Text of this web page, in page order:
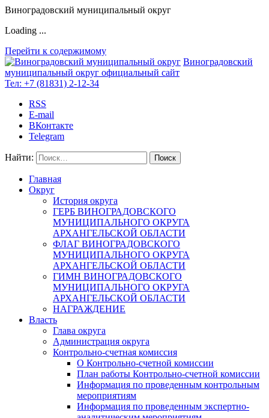
Виноградовский муниципальный округ
Loading ...
Перейти к содержимому
Виноградовский
муниципальный округ официальный сайт
Тел: +7 (81831) 2-12-34
RSS
E-mail
ВКонтакте
Telegram
Найти:
Главная
Округ
История округа
ГЕРБ ВИНОГРАДОВСКОГО
МУНИЦИПАЛЬНОГО ОКРУГА
АРХАНГЕЛЬСКОЙ ОБЛАСТИ
ФЛАГ ВИНОГРАДОВСКОГО
МУНИЦИПАЛЬНОГО ОКРУГА
АРХАНГЕЛЬСКОЙ ОБЛАСТИ
ГИМН ВИНОГРАДОВСКОГО
МУНИЦИПАЛЬНОГО ОКРУГА
АРХАНГЕЛЬСКОЙ ОБЛАСТИ
НАГРАЖДЕНИЕ
Власть
Глава округа
Администрация округа
Контрольно-счетная комиссия
О Контрольно-счетной комиссии
План работы Контрольно-счетной комиссии
Информация по проведенным контрольным
мероприятиям
Информация по проведенным экспертно-